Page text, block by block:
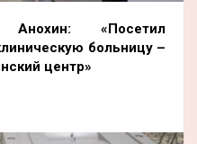
Анохин: «Посетил
больницу –
центр»